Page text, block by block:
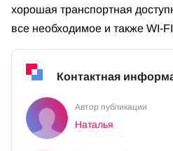
хорошая транспортная
все необходимое и также WI-FI
Контактная
Автор публикации
Наталья